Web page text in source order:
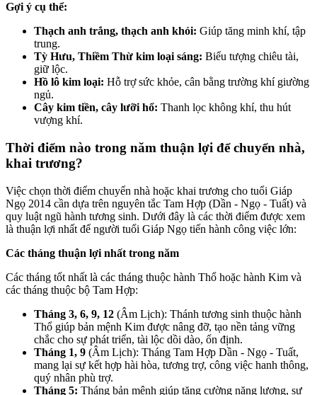
Gợi ý cụ thể:
Thạch anh trắng, thạch anh khói: Giúp tăng minh khí, tập
trung.
Tỳ Hưu, Thiềm Thừ kim loại sáng: Biểu tượng chiêu tài,
giữ lộc.
Hồ lô kim loại: Hỗ trợ sức khỏe, cân bằng trường khí giường
ngủ.
Cây kim tiền, cây lưỡi hổ: Thanh lọc không khí, thu hút
vượng khí.
Thời điểm nào trong năm thuận lợi để chuyển nhà,
khai trương?
Việc chọn thời điểm chuyển nhà hoặc khai trương cho tuổi Giáp
Ngọ 2014 cần dựa trên nguyên tắc Tam Hợp (Dần - Ngọ - Tuất) và
quy luật ngũ hành tương sinh. Dưới đây là các thời điểm được xem
là thuận lợi nhất để người tuổi Giáp Ngọ tiến hành công việc lớn:
Các tháng thuận lợi nhất trong năm
Các tháng tốt nhất là các tháng thuộc hành Thổ hoặc hành Kim và
các tháng thuộc bộ Tam Hợp:
Tháng 3, 6, 9, 12 (Âm Lịch): Thánh tương sinh thuộc hành
Thổ giúp bản mệnh Kim được nâng đỡ, tạo nền tảng vững
chắc cho sự phát triển, tài lộc dồi dào, ổn định.
Tháng 1, 9 (Âm Lịch): Tháng Tam Hợp Dần - Ngọ - Tuất,
mang lại sự kết hợp hài hòa, tương trợ, công việc hanh thông,
quý nhân phù trợ.
Tháng 5: Tháng bản mệnh giúp tăng cường năng lượng, sự